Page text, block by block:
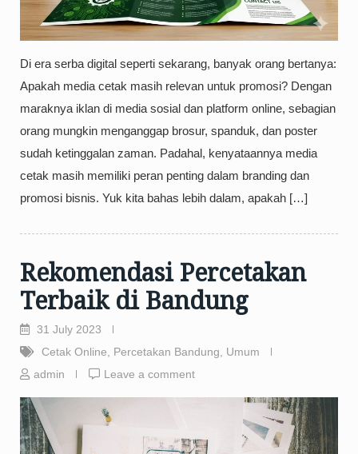
Di era serba digital seperti sekarang, banyak orang bertanya:
Apakah media cetak masih relevan untuk promosi? Dengan
maraknya iklan di media sosial dan platform online, sebagian
orang mungkin menganggap brosur, spanduk, dan poster
sudah ketinggalan zaman. Padahal, kenyataannya media
cetak masih memiliki peran penting dalam branding dan
promosi bisnis. Yuk kita bahas lebih dalam, apakah […]
Rekomendasi Percetakan
Terbaik di Bandung
31 July 2023
Cetak Online
Percetakan Bandung
Umum
admin
Leave a comment